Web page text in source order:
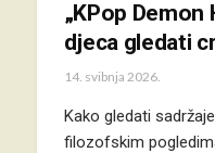
„KPop Demon
djeca gledati
14. svibnja 2026.
Kako gledati
filozofskim